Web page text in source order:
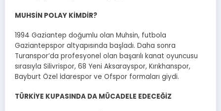
MUHSİN POLAY KİMDİR?
1994 Gaziantep doğumlu olan Muhsin, futbola
Gaziantepspor altyapısında başladı. Daha sonra
Turanspor’da profesyonel olan başarılı kanat oyuncusu
sırasıyla Silivrispor, 68 Yeni Aksarayspor, Kırıkhanspor,
Bayburt Özel İdarespor ve Ofspor formaları giydi.
TÜRKİYE KUPASINDA DA MÜCADELE EDECEĞİZ